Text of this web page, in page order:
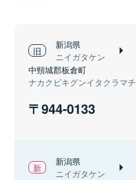
新潟県
ニイガタケン
中頸城郡板倉町
ナカクビキグンイタクラマチ
944-0133
新潟県
ニイガタケン